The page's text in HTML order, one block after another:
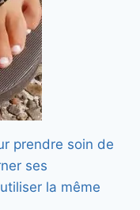
prendre soin de
ses
la même